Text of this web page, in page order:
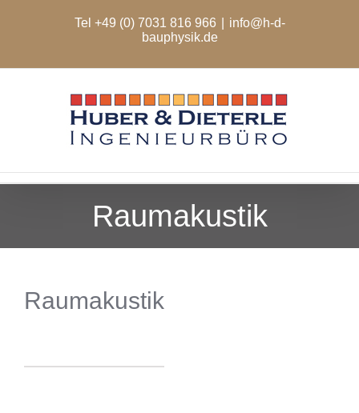
Tel +49 (0) 7031 816 966
info@h-d-
bauphysik.de
Raumakustik
Raumakustik